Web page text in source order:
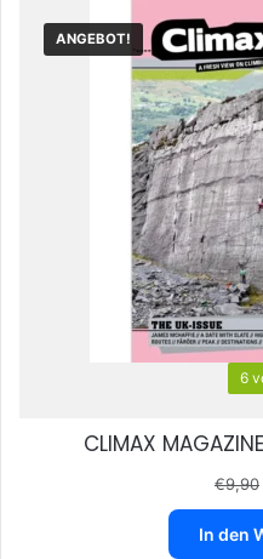
ANGEBOT!
6
CLIMAX
€9,90
In den